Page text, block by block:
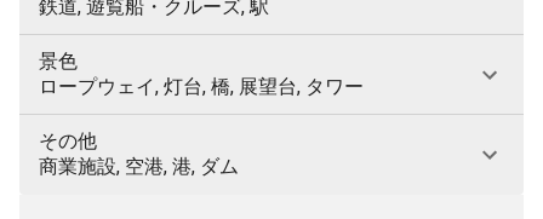
鉄道, 遊覧船・クルーズ, 駅
景色
ロープウェイ, 灯台, 橋, 展望台, タワー
その他
商業施設, 空港, 港, ダム